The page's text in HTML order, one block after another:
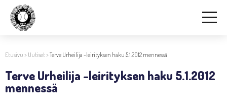
Etusivu > Uutiset>Terve Urheilija -leirityksen haku 5.1.2012 mennessä
Terve Urheilija -leirityksen haku 5.1.2012
mennessä